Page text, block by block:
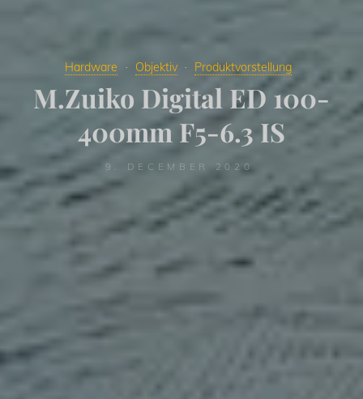
Hardware Objektiv Produktvorstellung
M.Zuiko Digital ED 100-
400mm F5-6.3 IS
9. DECEMBER 2020